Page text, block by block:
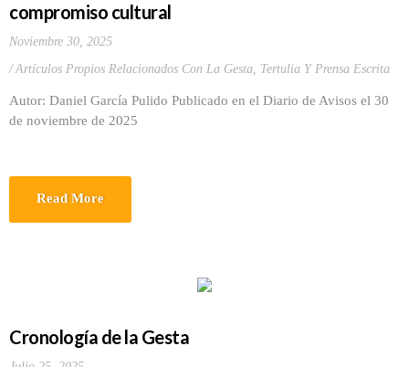
compromiso cultural
Noviembre 30, 2025
Artículos Propios Relacionados Con La Gesta, Tertulia Y Prensa Escrita
Autor: Daniel García Pulido Publicado en el Diario de Avisos el 30
de noviembre de 2025
Read More
Cronología de la Gesta